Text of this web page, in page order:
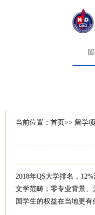
当前位置： 首页>> 留学
2018年QS大学排名，
文学范畴；零专业背景
国学生的权益在当地更